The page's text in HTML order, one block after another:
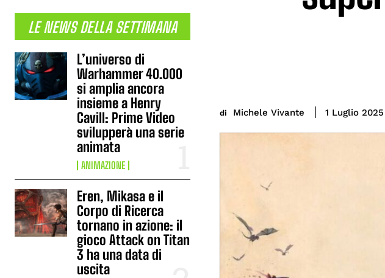
LE NEWS DELLA SETTIMANA
L’universo di
Warhammer 40.000
si amplia ancora
insieme a Henry
Cavill: Prime Video
svilupperà una serie
animata
ANIMAZIONE
Eren, Mikasa e il
Corpo di Ricerca
tornano in azione: il
gioco Attack on Titan
3 ha una data di
uscita
di Michele Vivante 1 Luglio 2025